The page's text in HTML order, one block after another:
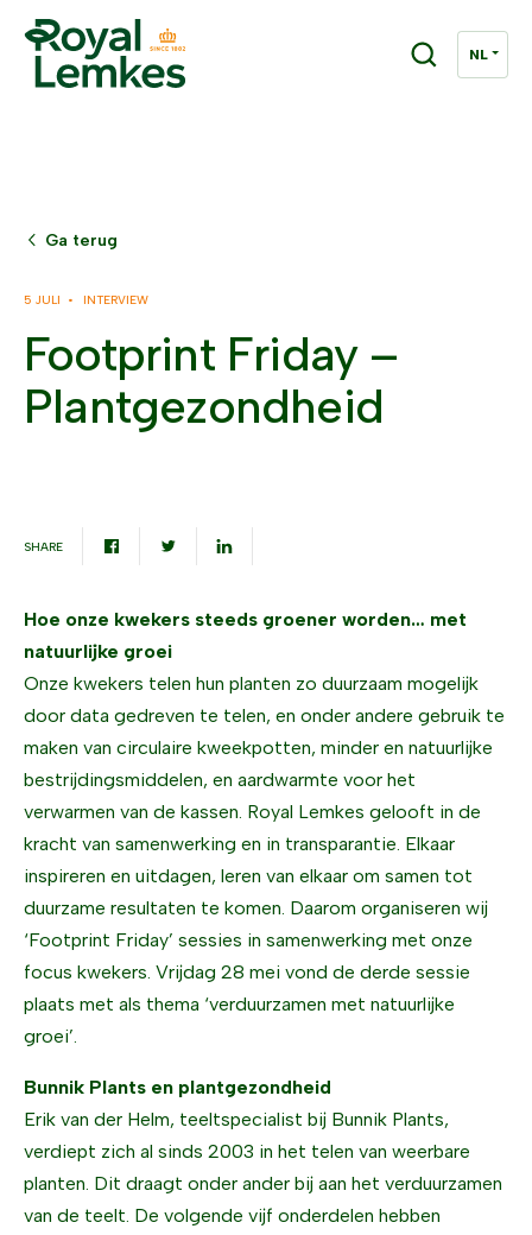
Ga terug
5 JULI • INTERVIEW
Footprint Friday –
Plantgezondheid
SHARE
Hoe onze kwekers steeds groener worden… met
natuurlijke groei
Onze kwekers telen hun planten zo duurzaam mogelijk
door data gedreven te telen, en onder andere gebruik te
maken van circulaire kweekpotten, minder en natuurlijke
bestrijdingsmiddelen, en aardwarmte voor het
verwarmen van de kassen. Royal Lemkes gelooft in de
kracht van samenwerking en in transparantie. Elkaar
inspireren en uitdagen, leren van elkaar om samen tot
duurzame resultaten te komen. Daarom organiseren wij
‘Footprint Friday’ sessies in samenwerking met onze
focus kwekers. Vrijdag 28 mei vond de derde sessie
plaats met als thema ‘verduurzamen met natuurlijke
groei’.
Bunnik Plants en plantgezondheid
Erik van der Helm, teeltspecialist bij Bunnik Plants,
verdiept zich al sinds 2003 in het telen van weerbare
planten. Dit draagt onder ander bij aan het verduurzamen
van de teelt. De volgende vijf onderdelen hebben